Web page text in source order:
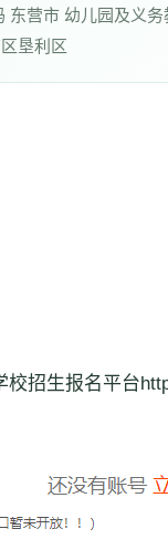
营市 幼儿园及义
垦利区
招生报名平台